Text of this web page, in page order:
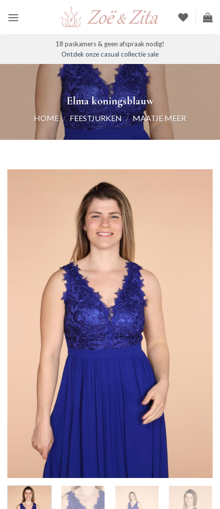
naar
18 paskamers & geen afspraak nodig!
Ontdek onze casual collectie sale
Elma koningsblauw
HOME / FEESTJURKEN / MAATJE MEER